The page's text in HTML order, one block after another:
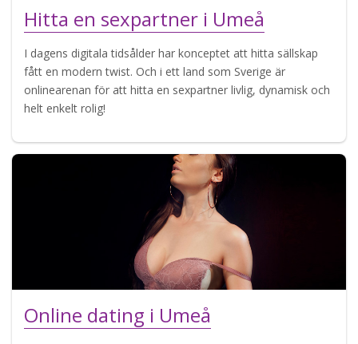
Hitta en sexpartner i Umeå
I dagens digitala tidsålder har konceptet att hitta sällskap
fått en modern twist. Och i ett land som Sverige är
onlinearenan för att hitta en sexpartner livlig, dynamisk och
helt enkelt rolig!
Online dating i Umeå